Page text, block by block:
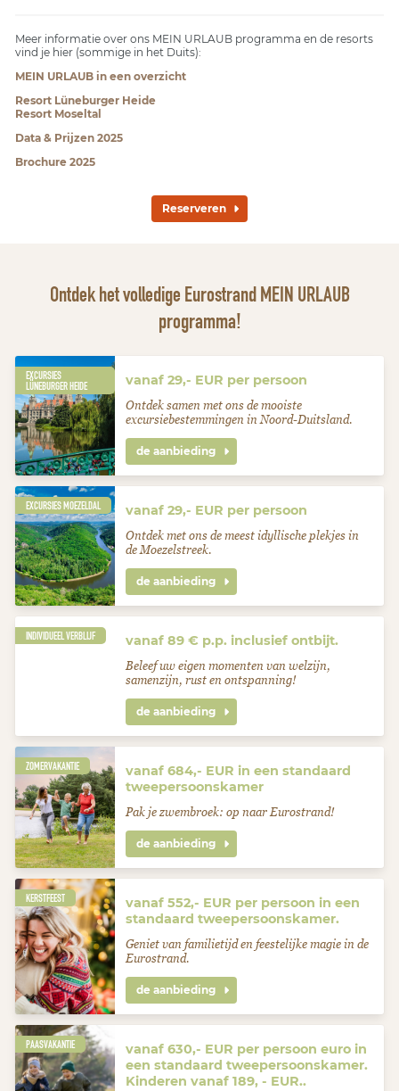
Meer informatie over ons MEIN URLAUB programma en de resorts
vind je hier (sommige in het Duits):
MEIN URLAUB in een overzicht
Resort Lüneburger Heide
Resort Moseltal
Data & Prijzen 2025
Brochure 2025
Reserveren
Ontdek het volledige Eurostrand MEIN URLAUB
programma!
EXCURSIES
LÜNEBURGER HEIDE
vanaf 29,- EUR per persoon
Ontdek samen met ons de mooiste
excursiebestemmingen in Noord-Duitsland.
de aanbieding
EXCURSIES MOEZELDAL vanaf 29,- EUR per persoon
Ontdek met ons de meest idyllische plekjes in
de Moezelstreek.
de aanbieding
INDIVIDUEEL VERBLIJF vanaf 89 € p.p. inclusief ontbijt.
Beleef uw eigen momenten van welzijn,
samenzijn, rust en ontspanning!
de aanbieding
ZOMERVAKANTIE
vanaf 684,- EUR in een standaard
tweepersoonskamer
Pak je zwembroek: op naar Eurostrand!
de aanbieding
KERSTFEEST
vanaf 552,- EUR per persoon in een
standaard tweepersoonskamer.
Geniet van familietijd en feestelijke magie in de
Eurostrand.
de aanbieding
PAASVAKANTIE
vanaf 630,- EUR per persoon euro in
een standaard tweepersoonskamer.
Kinderen vanaf 189, - EUR..